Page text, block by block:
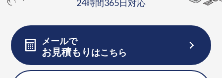
メールで
お見積もりはこちら